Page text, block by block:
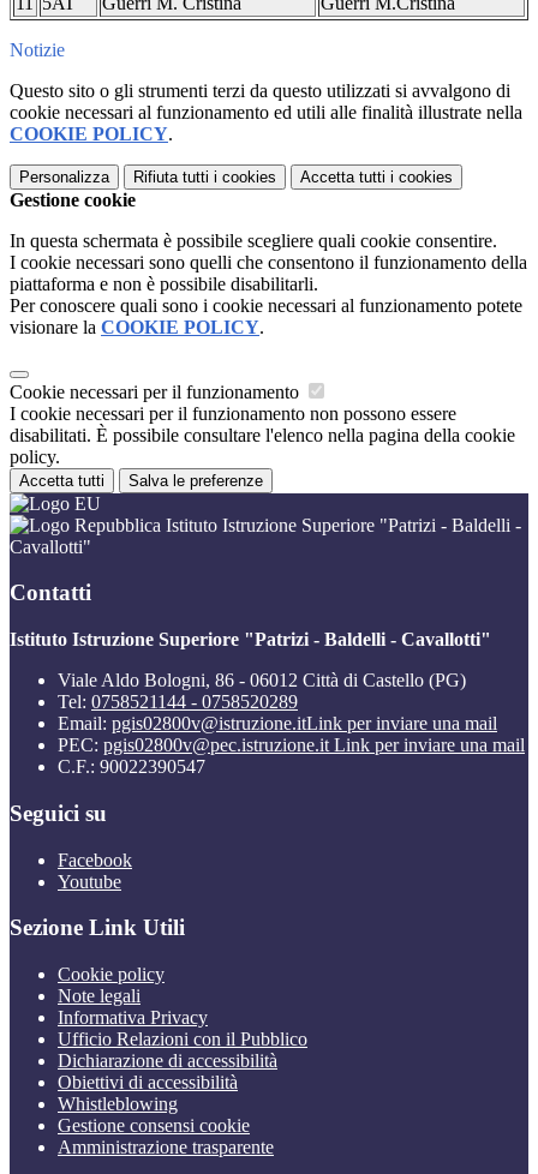
Notizie
Questo sito o gli strumenti terzi da questo utilizzati si avvalgono di
cookie necessari al funzionamento ed utili alle finalità illustrate nella
COOKIE POLICY.
Personalizza Rifiuta tutti i cookies Accetta tutti i cookies
Gestione cookie
In questa schermata è possibile scegliere quali cookie consentire.
I cookie necessari sono quelli che consentono il funzionamento della
piattaforma e non è possibile disabilitarli.
Per conoscere quali sono i cookie necessari al funzionamento potete
visionare la COOKIE POLICY.
Cookie necessari per il funzionamento
I cookie necessari per il funzionamento non possono essere
disabilitati. È possibile consultare l'elenco nella pagina della cookie
policy.
Accetta tutti Salva le preferenze
Istituto Istruzione Superiore "Patrizi - Baldelli -
Cavallotti"
Contatti
Istituto Istruzione Superiore "Patrizi - Baldelli - Cavallotti"
Viale Aldo Bologni, 86 - 06012 Città di Castello (PG)
Tel: 0758521144 - 0758520289
Email: pgis02800v@istruzione.itLink per inviare una mail
PEC: pgis02800v@pec.istruzione.it Link per inviare una mail
C.F.: 90022390547
Seguici su
Facebook
Youtube
Sezione Link Utili
Cookie policy
Note legali
Informativa Privacy
Ufficio Relazioni con il Pubblico
Dichiarazione di accessibilità
Obiettivi di accessibilità
Whistleblowing
Gestione consensi cookie
Amministrazione trasparente